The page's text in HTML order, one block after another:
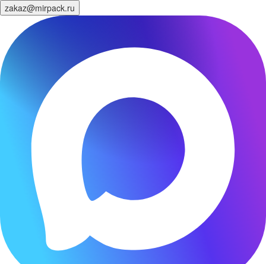
zakaz@mirpack.ru